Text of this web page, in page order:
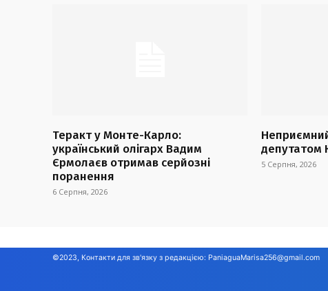
Теракт у Монте-Карло:
український олігарх Вадим
Єрмолаєв отримав серйозні
поранення
6 Серпня, 2026
депутатом
5 Серпня, 2026
©2023, Контакти для зв'язку з редакцією: PaniaguaMarisa256@gmail.com